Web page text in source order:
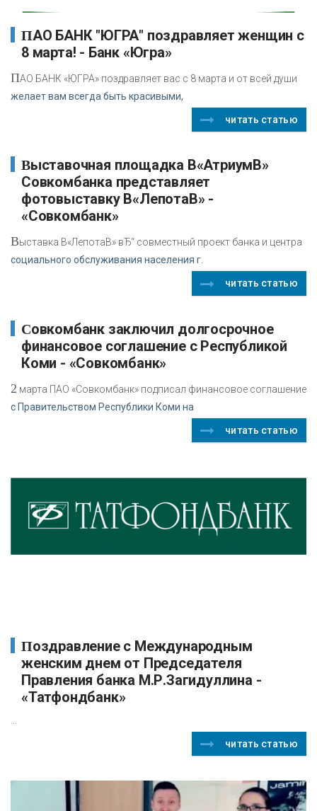
ПАО БАНК "ЮГРА" поздравляет женщин с
8 марта! - Банк «Югра»
ПАО БАНК «ЮГРА» поздравляет вас с 8 марта и от всей души
желает вам всегда быть красивыми,
читать статью
Выставочная площадка В«АтриумВ»
Совкомбанка представляет
фотовыставку В«ЛепотаВ» -
«Совкомбанк»
Выставка В«ЛепотаВ» вЂ“ совместный проект банка и центра
социального обслуживания населения г.
читать статью
Совкомбанк заключил долгосрочное
финансовое соглашение с Республикой
Коми - «Совкомбанк»
2 марта ПАО «Совкомбанк» подписал финансовое соглашение
с Правительством Республики Коми на
читать статью
Поздравление с Международным
женским днем от Председателя
Правления банка М.Р.Загидуллина -
«Татфондбанк»
читать статью